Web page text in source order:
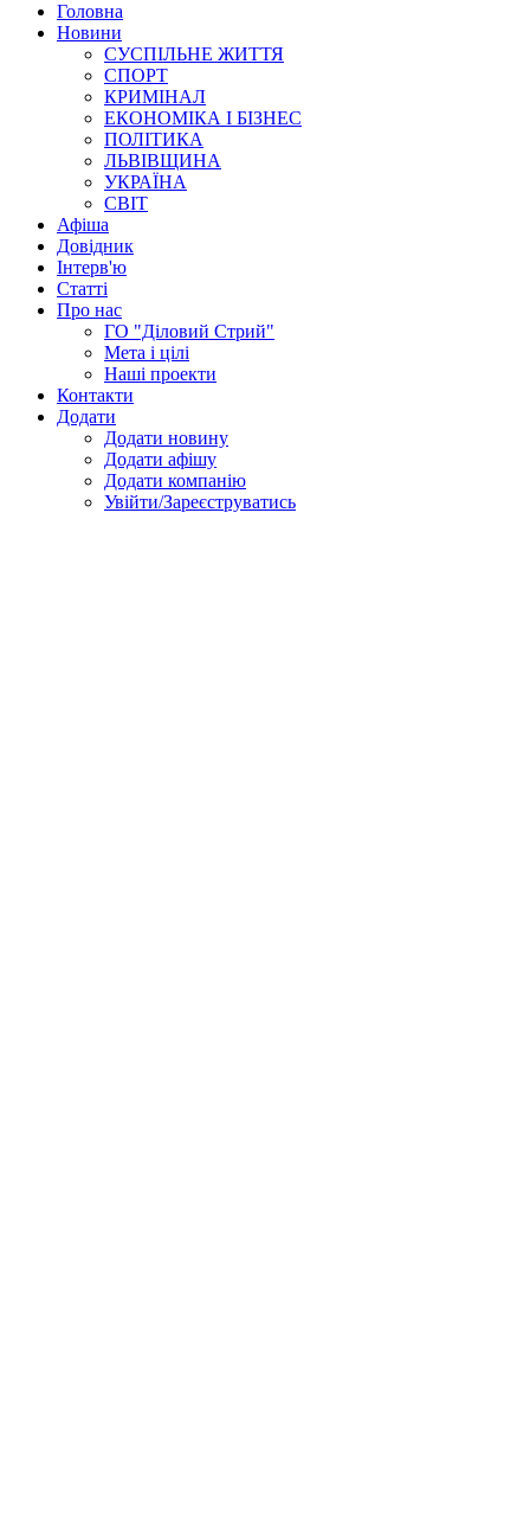
Головна
Новини
СУСПІЛЬНЕ ЖИТТЯ
СПОРТ
КРИМІНАЛ
ЕКОНОМІКА І БІЗНЕС
ПОЛІТИКА
ЛЬВІВЩИНА
УКРАЇНА
СВІТ
Афіша
Довідник
Інтерв'ю
Статті
Про нас
ГО "Діловий Стрий"
Мета і цілі
Наші проекти
Контакти
Додати
Додати новину
Додати афішу
Додати компанію
Увійти/Зареєструватись